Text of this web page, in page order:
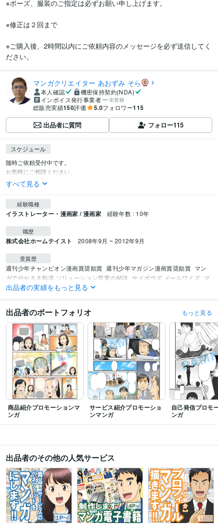
※ポーズ、服装のご指定は必ずお願い申し上げます。
※修正は２回まで
※ご購入後、2時間以内にご依頼内容のメッセージを必ず送信してく
ださい。
マンガクリエイター あおずみ そら
本人確認
機密保持契約(NDA)
インボイス発行事業者
未登録
総販売実績150評価 5.0フォロワー115
出品者に質問 フォロー115
スケジュール
随時ご依頼受付中です。
お気軽にご相談ください。
すべて見る
経験職種
イラストレーター・漫画家 / 漫画家 経験年数 : 10年
職歴
株式会社ホームテイスト 2008年9月 ~ 2012年9月
受賞歴
週刊少年チャンピオン漫画賞奨励賞 週刊少年マガジン漫画賞奨励賞 マン
ガで分かる大和流 ソリューション営業の秘訣 サイボウズ メールワイズ マ
ンガで分かる マンション経営 瀬戸内海を豊かな海に！
得意分野
イラスト作成・漫画制作 プロモーションマンガ制作カラー1P単価
ビジネス 宣伝 集客 販促 Webマーケティング
情報発信
コンテンツマーケティ
マンガ電子書籍 SNS
イラスト作成・漫画制作 似顔絵制作
学歴
芦屋芸術情報専門学校 1998年3月 ~ 2000年2月
出品者の実績をもっと見る
出品者のポートフォリオ もっと見る
商品紹介プロモーションマ
ンガ
サービス紹介プロモーショ
ンマンガ
自己発信プロモ
ンガ
出品者のその他の人気サービス